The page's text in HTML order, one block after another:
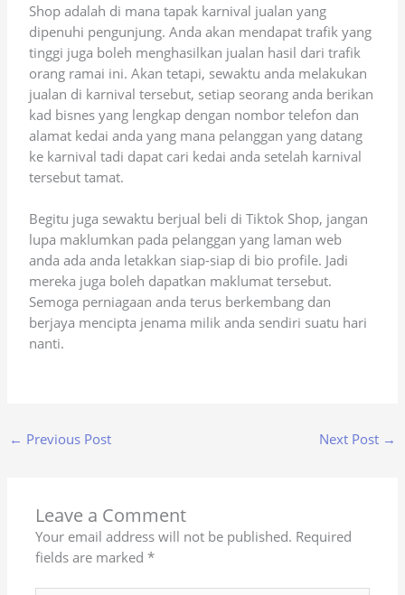
Shop adalah di mana tapak karnival jualan yang
dipenuhi pengunjung. Anda akan mendapat trafik yang
tinggi juga boleh menghasilkan jualan hasil dari trafik
orang ramai ini. Akan tetapi, sewaktu anda melakukan
jualan di karnival tersebut, setiap seorang anda berikan
kad bisnes yang lengkap dengan nombor telefon dan
alamat kedai anda yang mana pelanggan yang datang
ke karnival tadi dapat cari kedai anda setelah karnival
tersebut tamat.
Begitu juga sewaktu berjual beli di Tiktok Shop, jangan
lupa maklumkan pada pelanggan yang laman web
anda ada anda letakkan siap-siap di bio profile. Jadi
mereka juga boleh dapatkan maklumat tersebut.
Semoga perniagaan anda terus berkembang dan
berjaya mencipta jenama milik anda sendiri suatu hari
nanti.
← Previous Post Next Post →
Leave a Comment
Your email address will not be published. Required
fields are marked*